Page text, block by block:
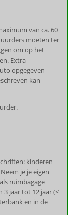
van ca. 60
moeten ter
om op het
Extra
opgegeven
kan
kinderen
je je eigen
ruimbagage
3 jaar tot 12 jaar (<
en in de